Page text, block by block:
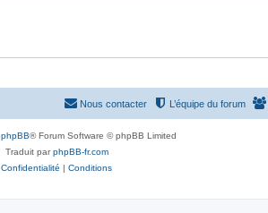
L’équipe du forum
Nous contacter
phpBB® Forum Software © phpBB Limited
Traduit parphpBB-fr.com
Confidentialité | Conditions